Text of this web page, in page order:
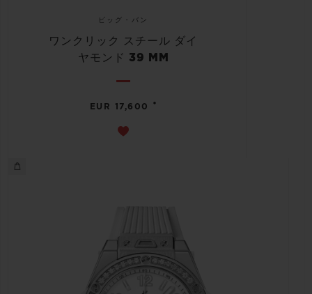
ビッグ・バン
ワンクリック スチール ダイ
ヤモンド 39 MM
EUR 17,600 •